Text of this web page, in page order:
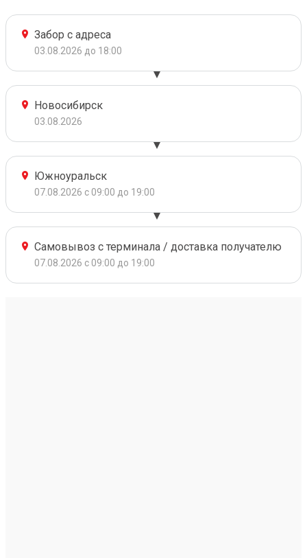
Забор с адреса
03.08.2026 до 18:00
Новосибирск
03.08.2026
Южноуральск
07.08.2026 с 09:00 до 19:00
Самовывоз с терминала / доставка получателю
07.08.2026 с 09:00 до 19:00